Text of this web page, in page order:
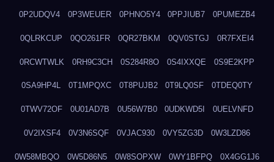
0P2UDQV4 0P3WEUER 0PHNO5Y4 0PPJIUB7 0PUMEZB4
0QLRKCUP 0QO261FR 0QR27BKM 0QV0STGJ 0R7FXEI4
0RCWTWLK 0RH9C3CH 0S284R8O 0S4IXXQE 0S9E2KPP
0SA9HP4L 0T1MPQXC 0T8PUJB2 0T9LQ0SF 0TDEQ0TY
0TWV72OF 0U01AD7B 0U56W7B0 0UDKWD5I 0UELVNFD
0V2IXSF4 0V3N6SQF 0VJAC930 0VY5ZG3D 0W3LZD86
0W58MBQO 0W5D86N5 0W8SOPXW 0WY1BFPQ 0X4GG1J6